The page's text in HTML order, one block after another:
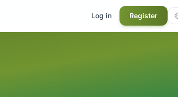
Log in Register